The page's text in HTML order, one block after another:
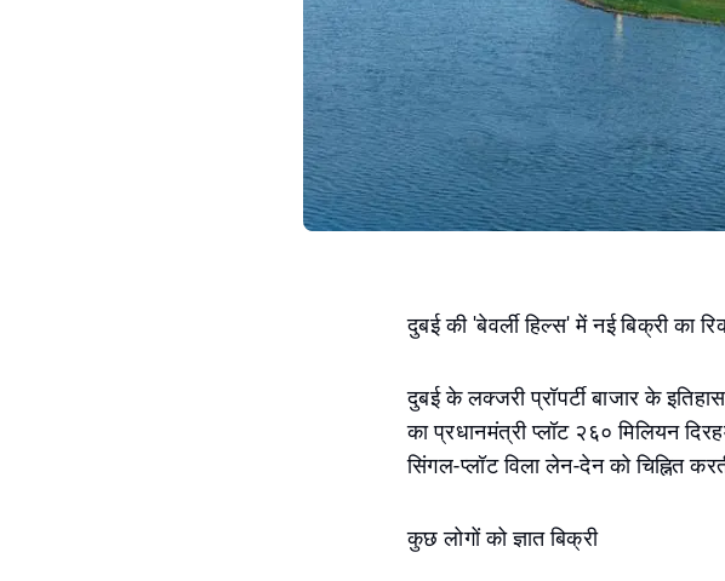
दुबई की 'बेवर्ली हिल्स' में नई बिक्री का
दुबई के लक्जरी प्रॉपर्टी बाजार के
का प्रधानमंत्री प्लॉट २६० मिलियन
सिंगल-प्लॉट विला लेन-देन को चिह्नित
कुछ लोगों को ज्ञात बिक्री